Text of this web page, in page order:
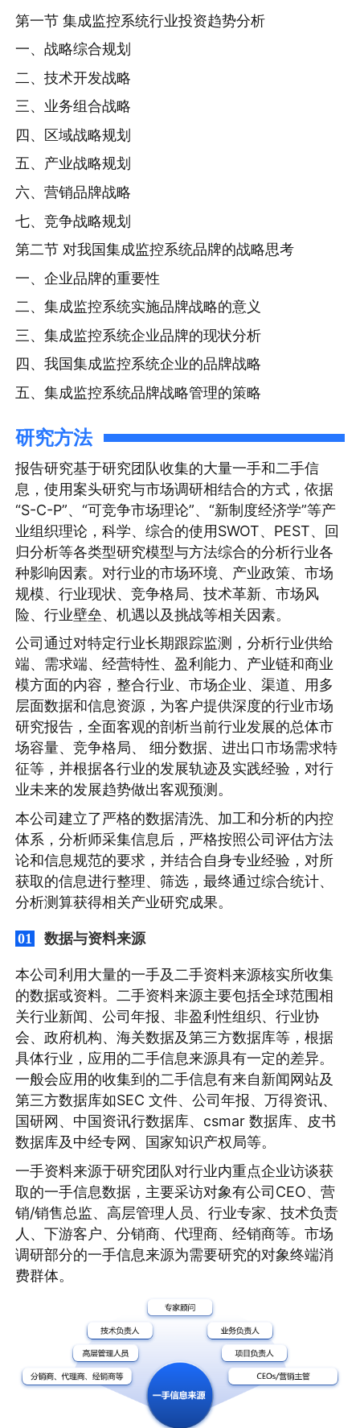
第一节 集成监控系统行业投资趋势分析
一、战略综合规划
二、技术开发战略
三、业务组合战略
四、区域战略规划
五、产业战略规划
六、营销品牌战略
七、竞争战略规划
第二节 对我国集成监控系统品牌的战略思考
一、企业品牌的重要性
二、集成监控系统实施品牌战略的意义
三、集成监控系统企业品牌的现状分析
四、我国集成监控系统企业的品牌战略
五、集成监控系统品牌战略管理的策略
研究方法
报告研究基于研究团队收集的大量一手和二手信
息，使用案头研究与市场调研相结合的方式，依据
“S-C-P”、“可竞争市场理论”、“新制度经济学”等产
业组织理论，科学、综合的使用SWOT、PEST、回
归分析等各类型研究模型与方法综合的分析行业各
种影响因素。对行业的市场环境、产业政策、市场
规模、行业现状、竞争格局、技术革新、市场风
险、行业壁垒、机遇以及挑战等相关因素。
公司通过对特定行业长期跟踪监测，分析行业供给
端、需求端、经营特性、盈利能力、产业链和商业
模方面的内容，整合行业、市场企业、渠道、用多
层面数据和信息资源，为客户提供深度的行业市场
研究报告，全面客观的剖析当前行业发展的总体市
场容量、竞争格局、 细分数据、进出口市场需求特
征等，并根据各行业的发展轨迹及实践经验，对行
业未来的发展趋势做出客观预测。
本公司建立了严格的数据清洗、加工和分析的内控
体系，分析师采集信息后，严格按照公司评估方法
论和信息规范的要求，并结合自身专业经验，对所
获取的信息进行整理、筛选，最终通过综合统计、
分析测算获得相关产业研究成果。
01 数据与资料来源
本公司利用大量的一手及二手资料来源核实所收集
的数据或资料。二手资料来源主要包括全球范围相
关行业新闻、公司年报、非盈利性组织、行业协
会、政府机构、海关数据及第三方数据库等，根据
具体行业，应用的二手信息来源具有一定的差异。
一般会应用的收集到的二手信息有来自新闻网站及
第三方数据库如SEC 文件、公司年报、万得资讯、
国研网、中国资讯行数据库、csmar 数据库、皮书
数据库及中经专网、国家知识产权局等。
一手资料来源于研究团队对行业内重点企业访谈获
取的一手信息数据，主要采访对象有公司CEO、营
销/销售总监、高层管理人员、行业专家、技术负责
人、下游客户、分销商、代理商、经销商等。市场
调研部分的一手信息来源为需要研究的对象终端消
费群体。